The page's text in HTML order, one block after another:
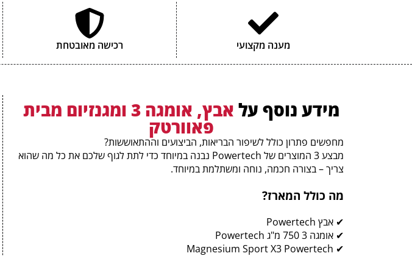
מענה מקצועי רכישה מאובטחת
מידע נוסף על אבץ, אומגה 3 ומגנזיום מבית
פאוורטק
מחפשים פתרון כולל לשיפור הבריאות, הביצועים וההתאוששות?
מבצע 3 המוצרים של Powertech נבנה במיוחד כדי לתת לגוף שלכם את כל מה שהוא
צריך – בצורה חכמה, נוחה ומשתלמת במיוחד.
מה כולל המארז?
✔ אבץ Powertech
✔ אומגה 3 750 מ"ג Powertech
✔ Magnesium Sport X3 Powertech